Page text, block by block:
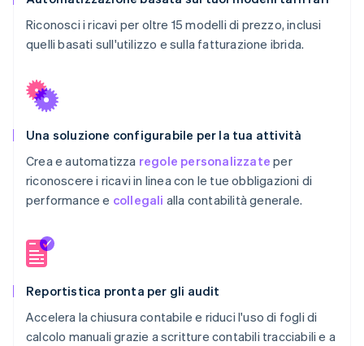
Riconosci i ricavi per oltre 15 modelli di prezzo, inclusi
quelli basati sull'utilizzo e sulla fatturazione ibrida.
Una soluzione configurabile per la tua attività
Crea e automatizza regole personalizzateper
riconoscere i ricavi in linea con le tue obbligazioni di
performance e collegali alla contabilità generale.
Reportistica pronta per gli audit
Accelera la chiusura contabile e riduci l'uso di fogli di
calcolo manuali grazie a scritture contabili tracciabili e a